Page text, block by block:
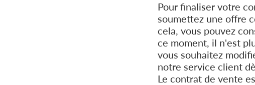
Pour finaliser votre
soumettez une offre
cela, vous pouvez
ce moment, il n'est
vous souhaitez
notre service client
Le contrat de vente